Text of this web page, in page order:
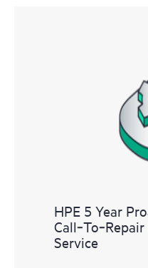
HPE 5 Year
Service